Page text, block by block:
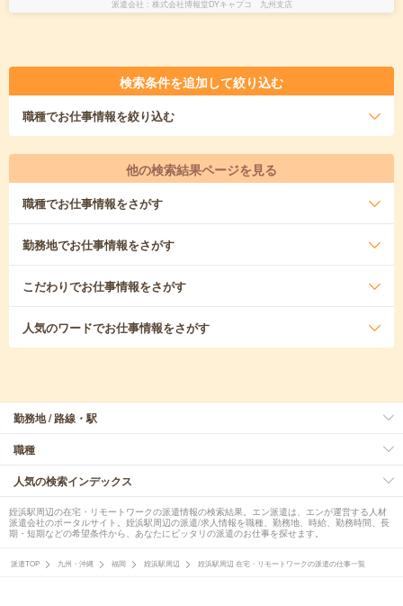
派遣会社 株式会社博報堂DYキャプコ 九州支店
検索条件を追加して絞り込む
職種でお仕事情報を絞り込む
他の検索結果ページを見る
職種でお仕事情報をさがす
勤務地でお仕事情報をさがす
こだわりでお仕事情報をさがす
人気のワードでお仕事情報をさがす
勤務地 / 路線・駅
職種
人気の検索インデックス
姪浜駅周辺の在宅・リモートワークの派遣情報の検索結果。エン派遣は、エンが運営する人材
派遣会社のポータルサイト。姪浜駅周辺の派遣/求人情報を職種、勤務地、時給、勤務時間、長
期・短期などの希望条件から、あなたにピッタリの派遣のお仕事を探せます。
派遣TOP 九州・沖縄 福岡 姪浜駅周辺 姪浜駅周辺 在宅・リモートワークの派遣の仕事一覧